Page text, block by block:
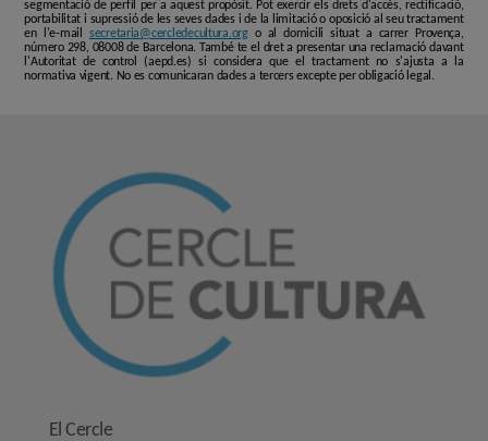
segmentació de perfil per a aquest propòsit. Pot exercir els drets d'accés, rectificació,
portabilitat i supressió de les seves dades i de la limitació o oposició al seu tractament
en l'e-mail secretaria@cercledecultura.orgo al domicili situat a carrer Provença,
número 298, 08008 de Barcelona. També te el dret a presentar una reclamació davant
l'Autoritat de control (aepd.es) si considera que el tractament no s'ajusta a la
normativa vigent. No es comunicaran dades a tercers excepte per obligació legal.
El Cercle